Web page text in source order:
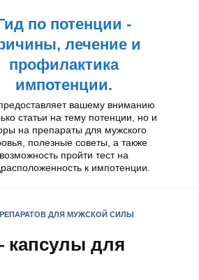
по потенции -
лечение и
профилактика
импотенции.
вашему вниманию
статьи на тему потенции, но и
на препараты для мужского
полезные советы, а также
возможность пройти тест на
к импотенции.
ДЛЯ МУЖСКОЙ СИЛЫ
капсулы для